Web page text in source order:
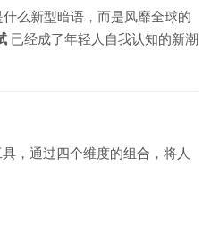
么新型暗语，而是风靡全球的
已经成了年轻人自我认知的新潮
，通过四个维度的组合，将人